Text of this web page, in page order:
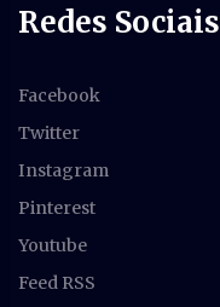
Redes Sociais
Facebook
Twitter
Instagram
Pinterest
Youtube
Feed RSS